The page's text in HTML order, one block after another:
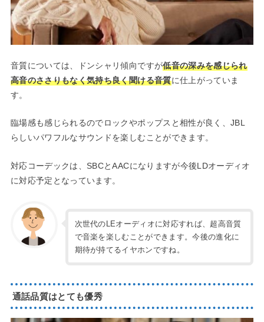
音質については、ドンシャリ傾向ですが低音の深みを感じられ
高音のささりもなく気持ち良く聞ける音質に仕上がっていま
す。
臨場感も感じられるのでロックやポップスと相性が良く、JBL
らしいパワフルなサウンドを楽しむことができます。
対応コーデックは、SBCとAACになりますが今後LDオーディオ
に対応予定となっています。
次世代のLEオーディオに対応すれば、超高音質
で音楽を楽しむことができます。今後の進化に
期待が持てるイヤホンですね。
通話品質はとても優秀